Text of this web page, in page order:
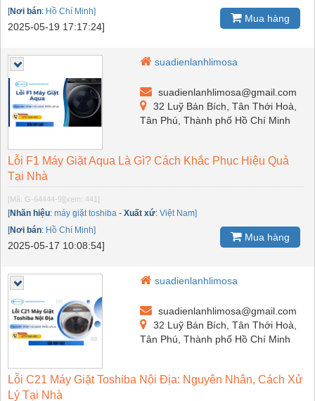
[Nơi bán: Hồ Chí Minh]
2025-05-19 17:17:24]
Mua hàng
suadienlanhlimosa
suadienlanhlimosa@gmail.com
32 Luỹ Bán Bích, Tân Thới Hoà,
Tân Phú, Thành phố Hồ Chí Minh
Lỗi F1 Máy Giặt Aqua Là Gì? Cách Khắc Phục Hiệu Quả
Tại Nhà
[Mã: G-64444-9][xem: 441]
[Nhãn hiệu: máy giặt toshiba - Xuất xứ: Việt Nam]
[Nơi bán: Hồ Chí Minh]
2025-05-17 10:08:54]
Mua hàng
suadienlanhlimosa
suadienlanhlimosa@gmail.com
32 Luỹ Bán Bích, Tân Thới Hoà,
Tân Phú, Thành phố Hồ Chí Minh
Lỗi C21 Máy Giặt Toshiba Nội Địa: Nguyên Nhân, Cách Xử
Lý Tại Nhà